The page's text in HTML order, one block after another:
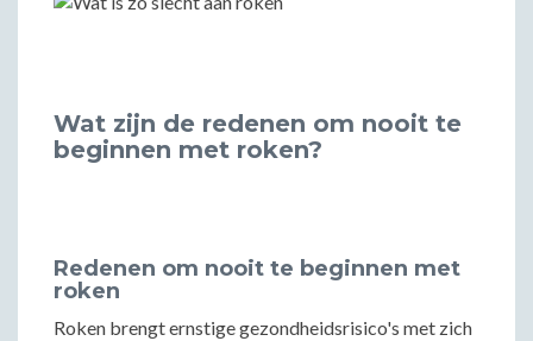
Wat zijn de redenen om nooit te
beginnen met roken?
Redenen om nooit te beginnen met
roken
Roken brengt ernstige gezondheidsrisico's met zich